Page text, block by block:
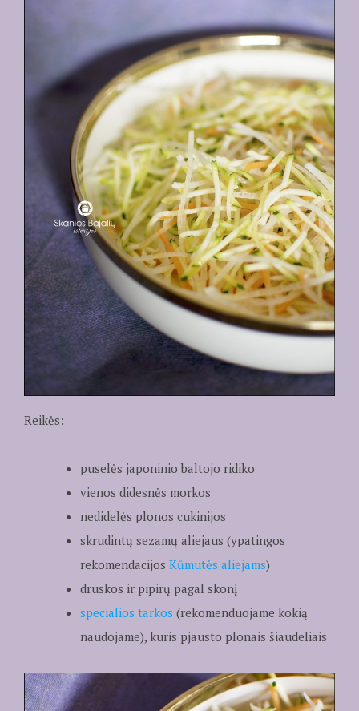
Reikės:
puselės japoninio baltojo ridiko
vienos didesnės morkos
nedidelės plonos cukinijos
skrudintų sezamų aliejaus (ypatingos
rekomendacijos Kūmutės aliejams)
druskos ir pipirų pagal skonį
specialios tarkos (rekomenduojame kokią
naudojame), kuris pjausto plonais šiaudeliais